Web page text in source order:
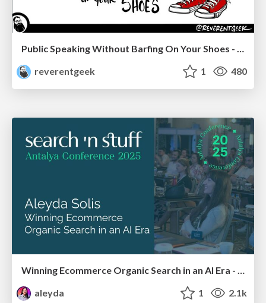
Public Speaking Without Barfing On Your Shoes - THAT 2023
reverentgeek
1 480
aleyda
1 2.1k